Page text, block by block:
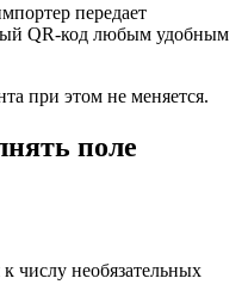
передает
QR-код любым удобным
при этом не меняется.
поле
числу необязательных